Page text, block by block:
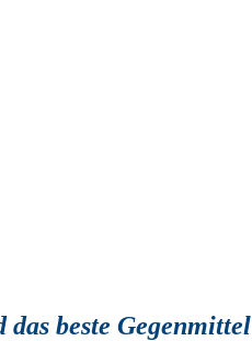
das beste Gegenmittel